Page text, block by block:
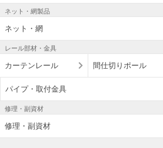
ネット・網製品
ネット・網
レール部材・金具
カーテンレール 間仕切りポール
パイプ・取付金具
修理・副資材
修理・副資材